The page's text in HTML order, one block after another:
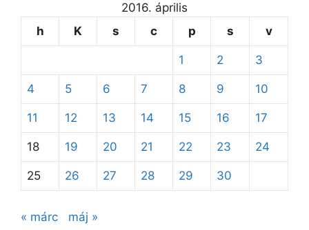
2016. április
h
K s c p s v
1 2 3
4 5 6 7 8 9 10
11 12 13 14 15 16 17
18 19 20 21 22 23 24
25 26 27 28 29 30
« márc máj »